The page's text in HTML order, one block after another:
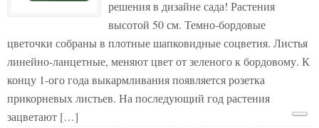
решения в дизайне сада! Растения
высотой 50 см. Темно-бордовые
цветочки собраны в плотные шапковидные соцветия. Листья
линейно-ланцетные, меняют цвет от зеленого к бордовому. К
концу 1-ого года выкармливания появляется розетка
прикорневых листьев. На последующий год растения
зацветают […]